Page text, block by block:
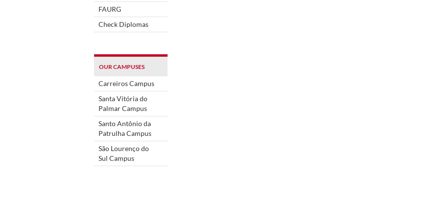
FAURG
Check Diplomas
OUR CAMPUSES
Carreiros Campus
Santa Vitória do
Palmar Campus
Santo Antônio da
Patrulha Campus
São Lourenço do
Sul Campus